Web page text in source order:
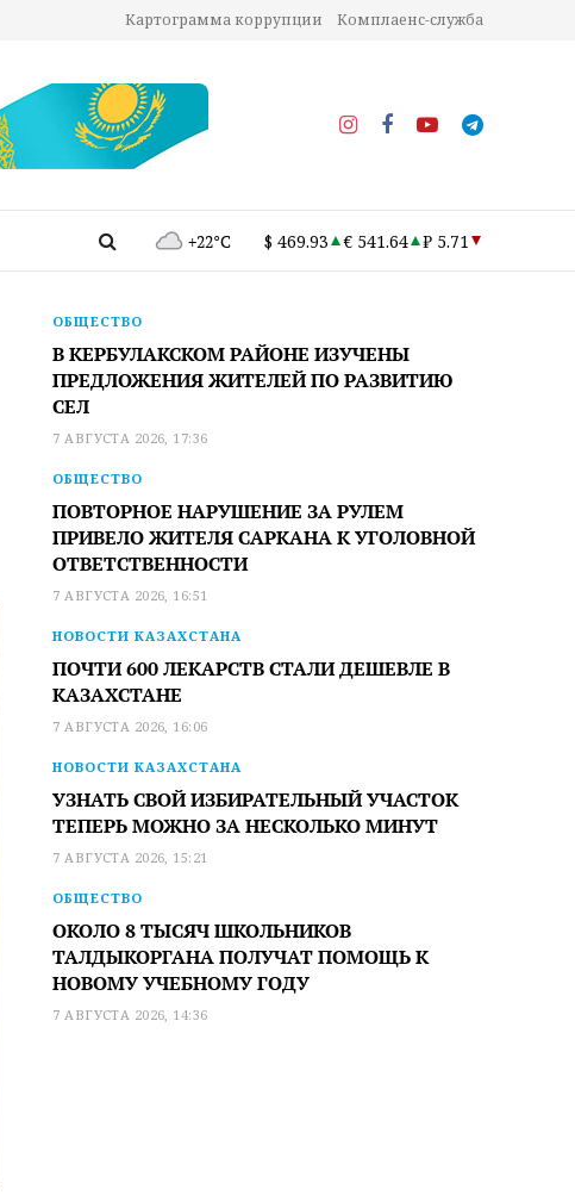
Картограмма коррупции Комплаенс-служба
+22°C $ 469.93 € 541.64 ₽ 5.71
ОБЩЕСТВО
В КЕРБУЛАКСКОМ РАЙОНЕ ИЗУЧЕНЫ
ПРЕДЛОЖЕНИЯ ЖИТЕЛЕЙ ПО РАЗВИТИЮ
СЕЛ
7 АВГУСТА 2026, 17:36
ОБЩЕСТВО
ПОВТОРНОЕ НАРУШЕНИЕ ЗА РУЛЕМ
ПРИВЕЛО ЖИТЕЛЯ САРКАНА К УГОЛОВНОЙ
ОТВЕТСТВЕННОСТИ
7 АВГУСТА 2026, 16:51
НОВОСТИ КАЗАХСТАНА
ПОЧТИ 600 ЛЕКАРСТВ СТАЛИ ДЕШЕВЛЕ В
КАЗАХСТАНЕ
7 АВГУСТА 2026, 16:06
НОВОСТИ КАЗАХСТАНА
УЗНАТЬ СВОЙ ИЗБИРАТЕЛЬНЫЙ УЧАСТОК
ТЕПЕРЬ МОЖНО ЗА НЕСКОЛЬКО МИНУТ
7 АВГУСТА 2026, 15:21
ОБЩЕСТВО
ОКОЛО 8 ТЫСЯЧ ШКОЛЬНИКОВ
ТАЛДЫКОРГАНА ПОЛУЧАТ ПОМОЩЬ К
НОВОМУ УЧЕБНОМУ ГОДУ
7 АВГУСТА 2026, 14:36